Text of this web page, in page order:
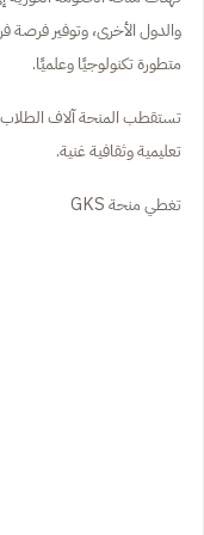
والدول الأخرى، وتوفير فرصة
متطورة تكنولوجيًا وعلميًا.
تستقطب المنحة آلاف الطلاب
تعليمية وثقافية غنية.
تغطي منحة GKS